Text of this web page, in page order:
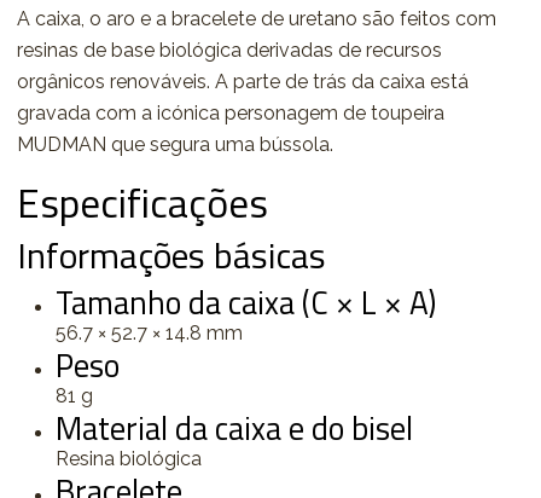
A caixa, o aro e a bracelete de uretano são feitos com
resinas de base biológica derivadas de recursos
orgânicos renováveis. A parte de trás da caixa está
gravada com a icónica personagem de toupeira
MUDMAN que segura uma bússola.
Especificações
Informações básicas
Tamanho da caixa (C × L × A)
56.7 × 52.7 × 14.8 mm
Peso
81 g
Material da caixa e do bisel
Resina biológica